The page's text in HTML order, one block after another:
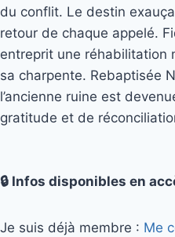
du conflit. Le destin
retour de chaque appelé.
entreprit une réhabilitation
sa charpente. Rebaptisée
l’ancienne ruine est
gratitude et de
🔒 Infos disponibles en
Je suis déjà membre : Me